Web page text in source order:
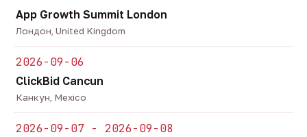
App Growth Summit London
Лондон, United Kingdom
2026-09-06
ClickBid Cancun
Канкун, Mexico
2026-09-07 - 2026-09-08